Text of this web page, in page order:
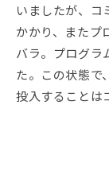
いましたが、コ
かかり、またプ
バラ。プログラ
た。この状態で
投入することは